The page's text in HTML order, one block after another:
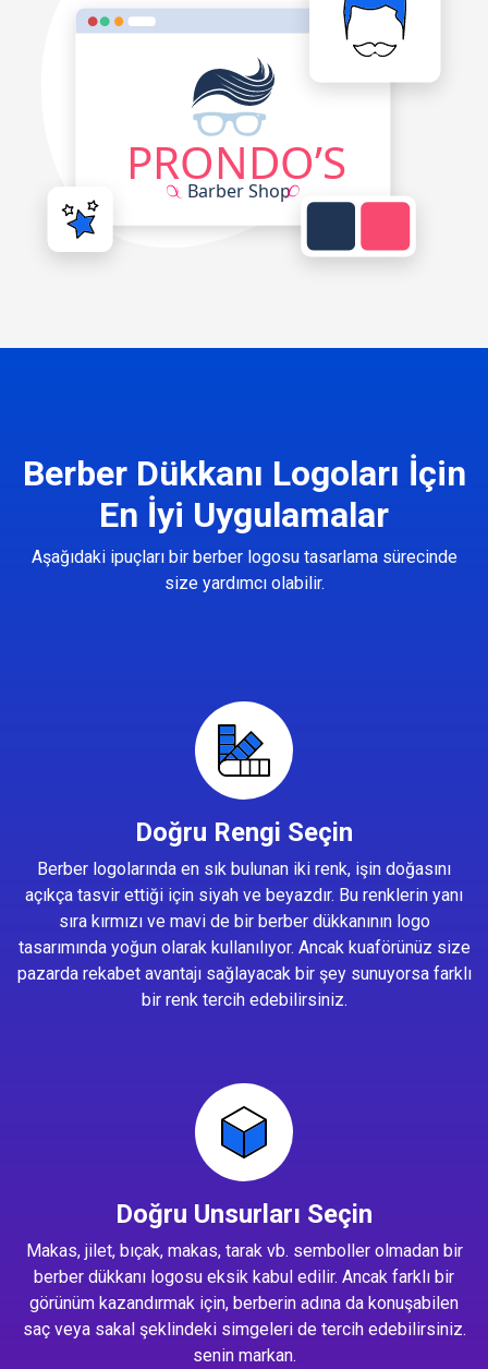
Berber Dükkanı Logoları İçin
En İyi Uygulamalar
Aşağıdaki ipuçları bir berber logosu tasarlama sürecinde
size yardımcı olabilir.
Doğru Rengi Seçin
Berber logolarında en sık bulunan iki renk, işin doğasını
açıkça tasvir ettiği için siyah ve beyazdır. Bu renklerin yanı
sıra kırmızı ve mavi de bir berber dükkanının logo
tasarımında yoğun olarak kullanılıyor. Ancak kuaförünüz size
pazarda rekabet avantajı sağlayacak bir şey sunuyorsa farklı
bir renk tercih edebilirsiniz.
Doğru Unsurları Seçin
Makas, jilet, bıçak, makas, tarak vb. semboller olmadan bir
berber dükkanı logosu eksik kabul edilir. Ancak farklı bir
görünüm kazandırmak için, berberin adına da konuşabilen
saç veya sakal şeklindeki simgeleri de tercih edebilirsiniz.
senin markan.